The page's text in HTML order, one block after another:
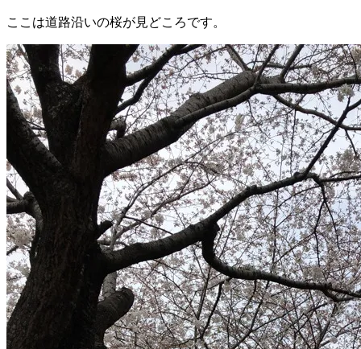
ここは道路沿いの桜が見どころです。